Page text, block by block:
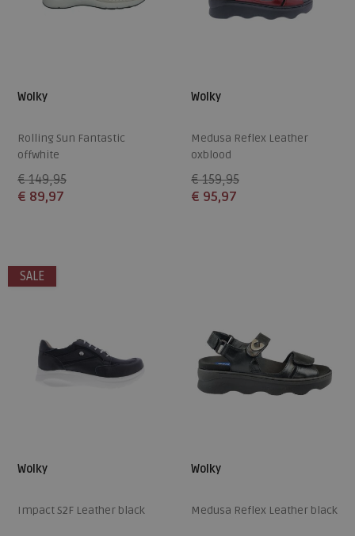
Wolky
Rolling Sun Fantastic
offwhite
€ 149,95
€ 89,97
Wolky
Medusa Reflex Leather
oxblood
€ 159,95
€ 95,97
SALE
Wolky
Impact S2F Leather black
Wolky
Medusa Reflex Leather black